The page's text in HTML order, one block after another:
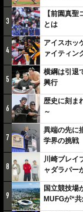
3
【前園真
とは
4
アイスホッ
ァイティン
5
横綱は引退
興行
6
歴史に刻ま
～
7
異端の先に
学界の挑戦
8
川崎ブレイ
ャダラパー
しみでしか
9
国立競技場
MUFGが“